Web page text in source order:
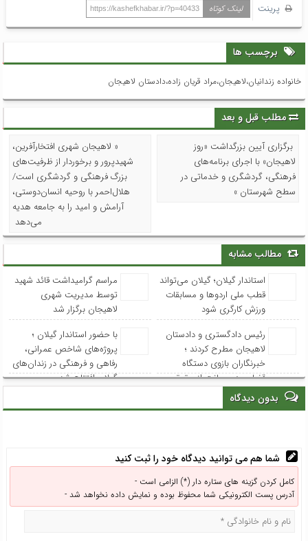
پرینت
لینک کوتاه https://kashefkhabar.ir/?p=40433
برچسب ها
خانواده زندانیان،لاهیجان،مراد قریان زاده‌،دادستان لاهیجان
مطلب قبل و بعد
برگزاری آیین بزرگداشت «روز
لاهیجان» با اجرای برنامه‌های
فرهنگی، گردشگری و خدماتی در
سطح شهرستان »
« لاهیجان شهری افتخارآفرین،
شهیدپرور و برخوردار از ظرفیت‌های
بزرگ فرهنگی و گردشگری است/
هلال‌احمر با روحیه انسان‌دوستی،
آرامش و امید را به جامعه هدیه
می‌دهد
مطالب مشابه
استاندار گیلان؛ گیلان می‌تواند
قطب ملی اردوها و مسابقات
ورزش کارگری شود
مراسم گرامیداشت قائد شهید
توسط مدیریت شهری
لاهیجان برگزار شد
رئیس دادگستری و دادستان
لاهیجان مطرح کردند ؛
خبرنگاران بازوی دستگاه
قضایی در صیانت از حقوق
عامه هستند
با حضور استاندار گیلان ؛
پروژه‌های شاخص عمرانی،
رفاهی و فرهنگی در زندان‌های
گیلان افتتاح شد
بدون دیدگاه
شما هم می توانید دیدگاه خود را ثبت کنید
کامل کردن گزینه های ستاره دار (*) الزامی است -
آدرس پست الکترونیکی شما محفوظ بوده و نمایش داده نخواهد شد -